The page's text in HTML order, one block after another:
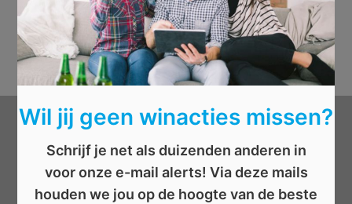
Wil jij geen winacties missen?
Schrijf je net als duizenden anderen in
voor onze e-mail alerts! Via deze mails
houden we jou op de hoogte van de beste